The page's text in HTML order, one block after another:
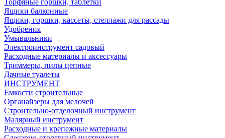
Торфяные горшки, таблетки
Ящики балконные
Ящики, горшки, кассеты, стеллажи для рассады
Удобрения
Умывальники
Электроинструмент садовый
Расходные материалы и аксессуары
Триммеры, пилы цепные
Дачные туалеты
ИНСТРУМЕНТ
Емкости строительные
Органайзеры для мелочей
Строительно-отделочный инструмент
Малярный инструмент
Расходные и крепежные материалы